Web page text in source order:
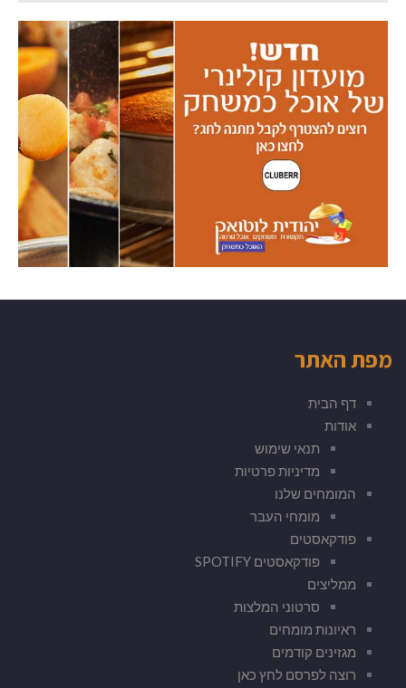
מפת האתר
דף הבית
אודות
תנאי שימוש
מדיניות פרטיות
המומחים שלנו
מומחי העבר
פודקאסטים
פודקאסטים SPOTIFY
ממליצים
סרטוני המלצות
ראיונות מומחים
מגזינים קודמים
רוצה לפרסם לחץ כאן